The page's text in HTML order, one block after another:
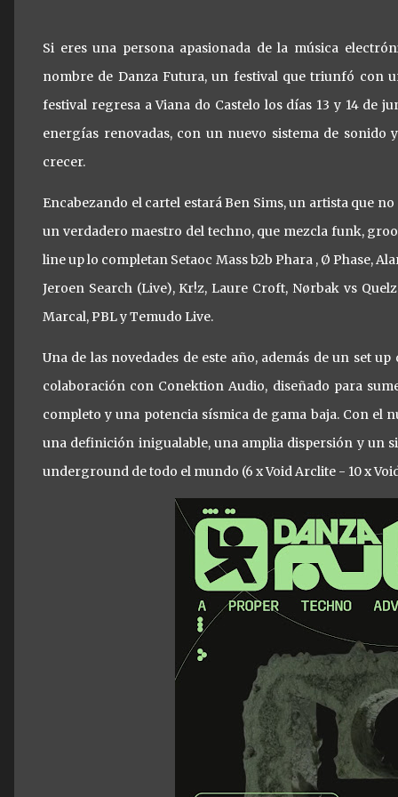
Si eres una persona apasionada de la música
nombre de Danza Futura, un festival que triunfó con
festival regresa a Viana do Castelo los días 13 y 14 de
energías renovadas, con un nuevo sistema de
crecer.
Encabezando el cartel estará Ben Sims, un artista que
un verdadero maestro del techno, que mezcla funk,
line up lo completan Setaoc Mass b2b Phara , Ø Phase,
Jeroen Search (Live), Kr!z, Laure Croft, Nørbak vs
Marcal, PBL y Temudo Live.
Una de las novedades de este año, además de un set
colaboración con Conektion Audio, diseñado para
completo y una potencia sísmica de gama baja. Con el
una definición inigualable, una amplia dispersión y un
underground de todo el mundo (6 x Void Arclite - 10 x